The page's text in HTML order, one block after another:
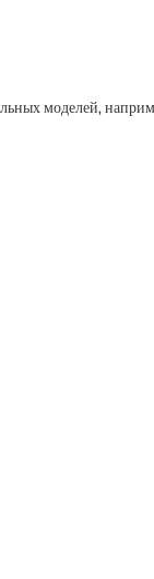
моделей,